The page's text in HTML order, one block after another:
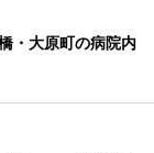
・大原町の病院内